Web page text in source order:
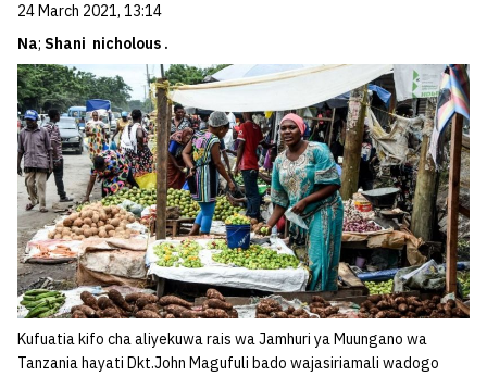
24 March 2021, 13:14
Na; Shani nicholous .
Kufuatia kifo cha aliyekuwa rais wa Jamhuri ya Muungano wa
Tanzania hayati Dkt.John Magufuli bado wajasiriamali wadogo